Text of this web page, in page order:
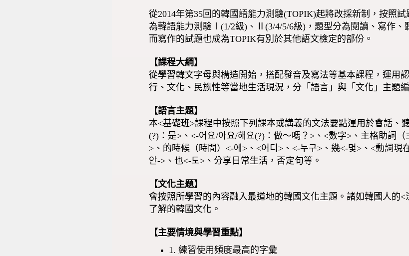
從2014年第35回的韓國語能力測驗(TOPIK)起將改採新制，按照
為韓語能力測驗Ⅰ(1/2級)、Ⅱ(3/4/5/6級)，題型分為閱讀、寫作、
而寫作的試題也成為TOPIK有別於其他語文檢定的部份。
【課程大綱】
從學習韓文字母與構造開始，搭配發音及寫法等基本課程，運用
行、文化、民族性等當地生活現況，分「語言」與「文化」主題
【語言主題】
本<基礎班>課程中按照下列課本或講義的文法要點運用於會話、
(?)：是>、<-어요/아요/해요(?)：做～嗎？>、<數字>、主格助詞
>、的時候（時間）<-에>、<어디>、<-누구>、幾<-몇>、<動詞
안->、也<-도>、分享日常生活，否定句等。
【文化主題】
會按照所學習的內容融入最道地的韓國文化主題。諸如韓國人的
了解的韓國文化。
【主要情境與學習重點】
1. 練習使用頻度最高的字彙